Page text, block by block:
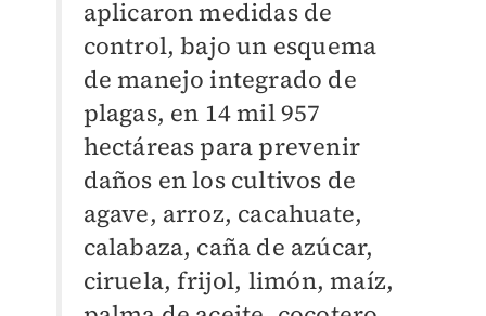
aplicaron medidas de
control, bajo un esquema
de manejo integrado de
plagas, en 14 mil 957
hectáreas para prevenir
daños en los cultivos de
agave, arroz, cacahuate,
calabaza, caña de azúcar,
ciruela, frijol, limón, maíz,